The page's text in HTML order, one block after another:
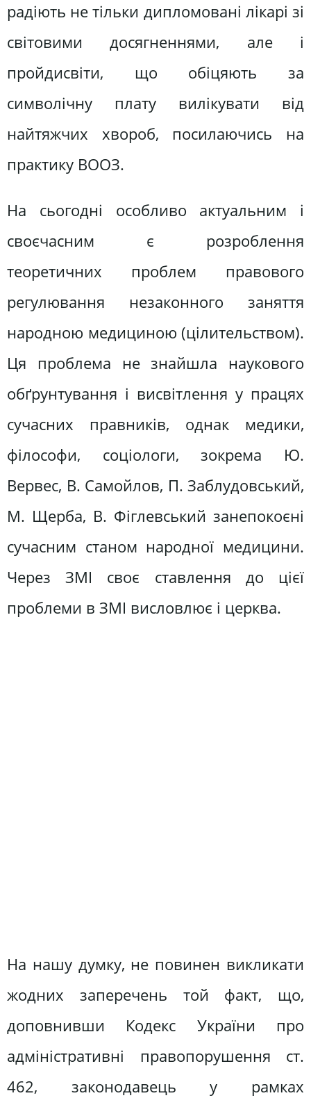
радіють не тільки дипломовані лікарі зі
світовими досягненнями, але і
пройдисвіти, що обіцяють за
символічну плату вилікувати від
найтяжчих хвороб, посилаючись на
практику ВООЗ.
На сьогодні особливо актуальним і
своєчасним є розроблення
теоретичних проблем правового
регулювання незаконного заняття
народною медициною (цілительством).
Ця проблема не знайшла наукового
обґрунтування і висвітлення у працях
сучасних правників, однак медики,
філософи, соціологи, зокрема Ю.
Вервес, В. Самойлов, П. Заблудовський,
М. Щерба, В. Фіглевський занепокоєні
сучасним станом народної медицини.
Через ЗМІ своє ставлення до цієї
проблеми в ЗМІ висловлює і церква.
На нашу думку, не повинен викликати
жодних заперечень той факт, що,
доповнивши Кодекс України про
адміністративні правопорушення ст.
462, законодавець у рамках